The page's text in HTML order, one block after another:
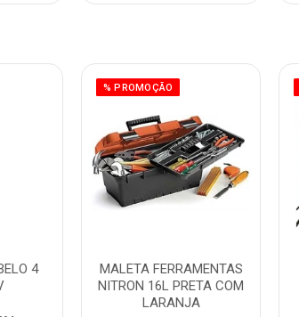
4
% PROMOÇÃO
MALETA FERRAMENTAS
NITRON 16L PRETA COM
LARANJA